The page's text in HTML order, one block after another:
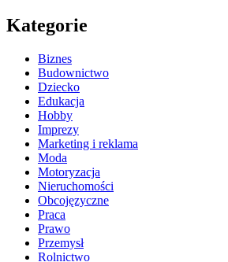
Kategorie
Biznes
Budownictwo
Dziecko
Edukacja
Hobby
Imprezy
Marketing i reklama
Moda
Motoryzacja
Nieruchomości
Obcojęzyczne
Praca
Prawo
Przemysł
Rolnictwo